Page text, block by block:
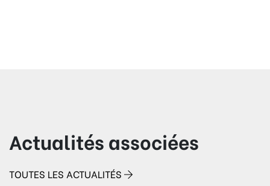
Actualités associées
TOUTES LES ACTUALITÉS